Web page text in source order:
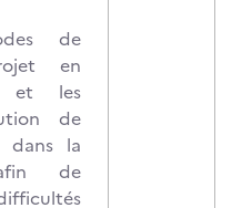
de
en
et les
de
dans la
de